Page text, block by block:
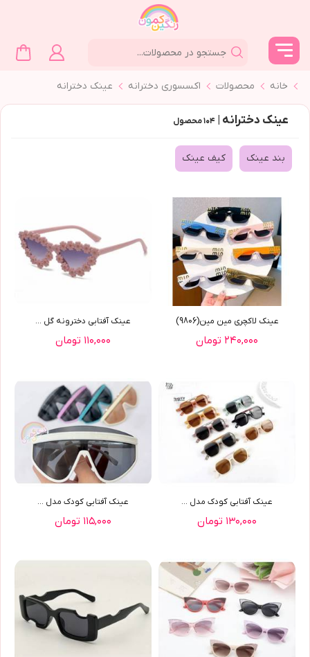
خانه محصولات اکسسوری دخترانه عینک دخترانه
عینک دخترانه | ۱۰۴محصول
بند عينك كيف عينك
عینک لاکچری مین مین(9806)
۲۴۰,۰۰۰ تومان
عينک آفتابي دخترونه گل ...
۱۱۰,۰۰۰ تومان
عينک آفتابي کودک مدل ...
۱۳۰,۰۰۰ تومان
عينک آفتابي کودک مدل ...
۱۱۵,۰۰۰ تومان